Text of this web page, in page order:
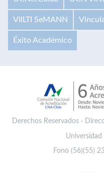
VilLTI SeMANN
Éxito Académico
Derechos Reservados ·
Fono (56)(55)